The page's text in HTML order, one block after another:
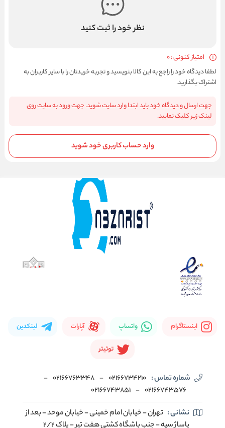
نظر خود را ثبت کنید
امتیاز کنونی : 0
لطفا دیدگاه خود را راجع به این کالا بنویسید و تجربه خریدتان را با سایر کاربران به
اشتراک بگذارید.
جهت ارسال و دیدگاه خود باید ابتدا وارد سایت شوید. جهت ورود به سایت روی
لینک زیر کلیک نمایید.
وارد حساب کاربری خود شوید
اینستاگرام واتساپ آپارات لینکدین
توئیتر
شماره تماس : 02166734210
-
02166763348
-
02166743576
-
02166743851
نشانی : تهران - خیابان امام خمینی - خیابان موحد - بعد از